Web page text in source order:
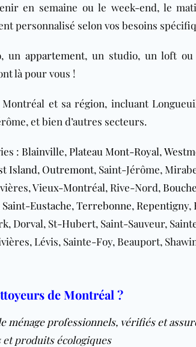
en semaine ou le week-end, le
personnalisé selon vos besoins
, un appartement, un studio, un loft ou
là pour vous !
et sa région, incluant
et bien d’autres secteurs.
: Blainville, Plateau Mont-Royal,
Island, Outremont, Saint-Jérôme,
Vieux-Montréal, Rive-Nord,
Saint-Eustache,Terrebonne, Repentigny,
Dorval, St-Hubert, Saint-Sauveur,
Lévis, Sainte-Foy, Beauport,
de Montréal ?
ménage professionnels, vérifiés et
produits écologiques